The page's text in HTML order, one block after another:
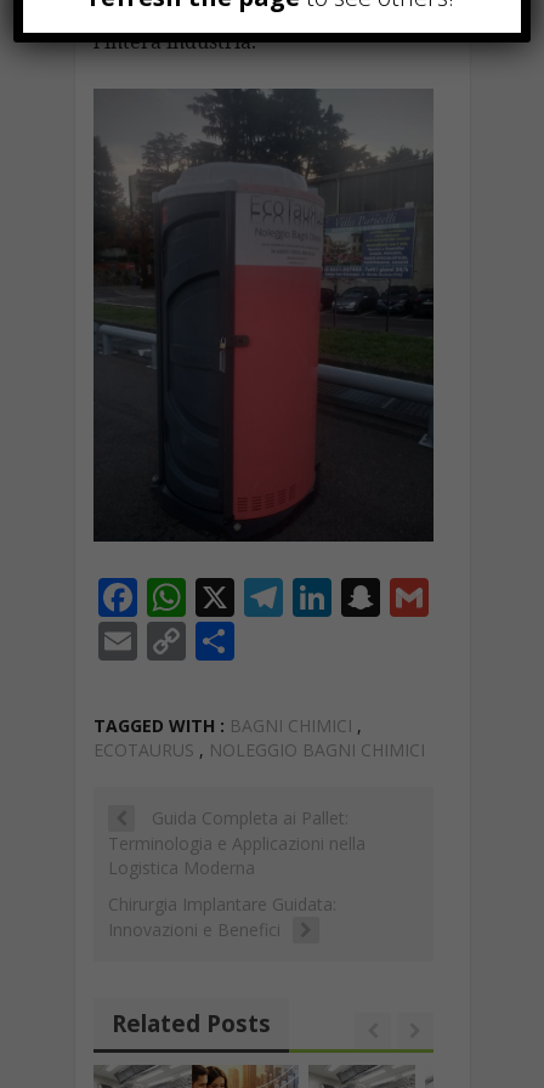
stabilendo nuovi standard per
l’intera industria.
F
ac
e
b
o
k
W
h
at
s
A
p
X T
gr
a
Li
e
dI
S
c
G
E
ai
l
C
p
y
n
k
C
n
di
di
TAGGED WITH : BAGNI CHIMICI ,
ECOTAURUS , NOLEGGIO BAGNI CHIMICI
Guida Completa ai Pallet:
Terminologia e Applicazioni nella
Logistica Moderna
Chirurgia Implantare Guidata:
Innovazioni e Benefici
Related Posts